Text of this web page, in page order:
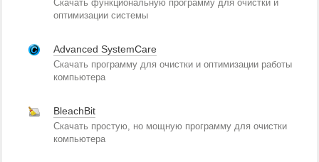
Скачать функциональную программу для очистки и
оптимизации системы
Advanced SystemCare
Скачать программу для очистки и оптимизации работы
компьютера
BleachBit
Скачать простую, но мощную программу для очистки
компьютера